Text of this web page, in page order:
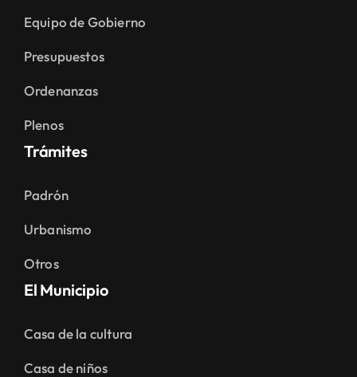
Equipo de Gobierno
Presupuestos
Ordenanzas
Plenos
Trámites
Padrón
Urbanismo
Otros
El Municipio
Casa de la cultura
Casa de niños